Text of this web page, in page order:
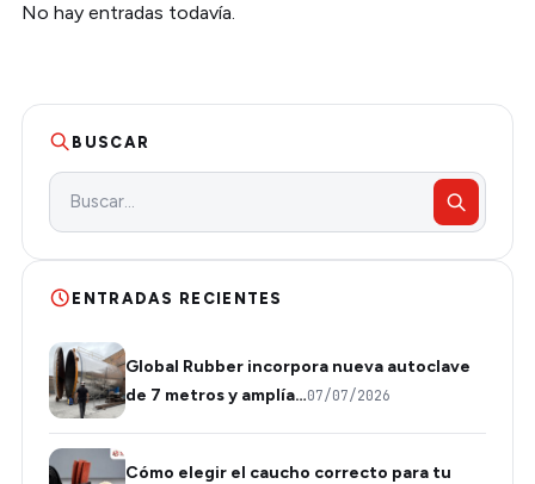
No hay entradas todavía.
BUSCAR
ENTRADAS RECIENTES
Global Rubber incorpora nueva autoclave
de 7 metros y amplía…07/07/2026
Cómo elegir el caucho correcto para tu